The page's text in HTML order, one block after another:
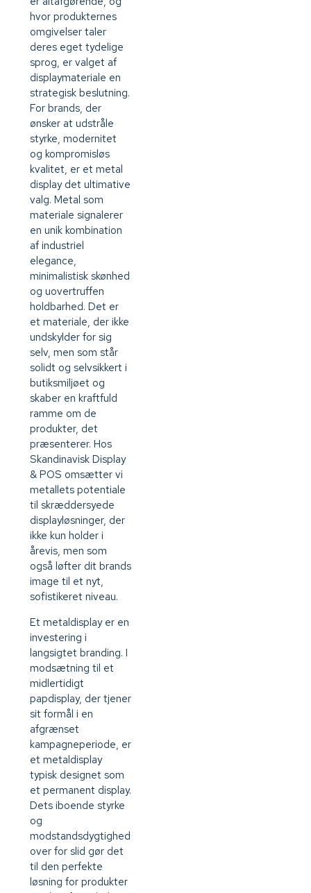
hvor produkternes
omgivelser taler
deres eget tydelige
sprog, er valget af
displaymateriale en
strategisk beslutning.
For brands, der
ønsker at udstråle
styrke, modernitet
og kompromisløs
kvalitet, er et metal
display det ultimative
valg. Metal som
materiale signalerer
en unik kombination
af industriel
elegance,
minimalistisk skønhed
og uovertruffen
holdbarhed. Det er
et materiale, der ikke
undskylder for sig
selv, men som står
solidt og selvsikkert i
butiksmiljøet og
skaber en kraftfuld
ramme om de
produkter, det
præsenterer. Hos
Skandinavisk Display
& POS omsætter vi
metallets potentiale
til skræddersyede
displayløsninger, der
ikke kun holder i
årevis, men som
også løfter dit brands
image til et nyt,
sofistikeret niveau.
Et metaldisplay er en
investering i
langsigtet branding. I
modsætning til et
midlertidigt
papdisplay, der tjener
sit formål i en
afgrænset
kampagneperiode, er
et metaldisplay
typisk designet som
et permanent display.
Dets iboende styrke
og
modstandsdygtighed
over for slid gør det
til den perfekte
løsning for produkter